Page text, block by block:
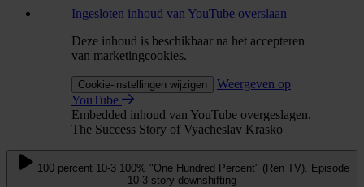
Ingesloten inhoud van YouTube overslaan
Deze inhoud is beschikbaar na het accepteren
van marketingcookies.
Cookie-instellingen wijzigen
Weergeven op
YouTube
Embedded inhoud van YouTube overgeslagen.
The Success Story of Vyacheslav Krasko
100 percent 10-3 100% "One Hundred Percent" (Ren TV). Episode
10 3 story downshifting